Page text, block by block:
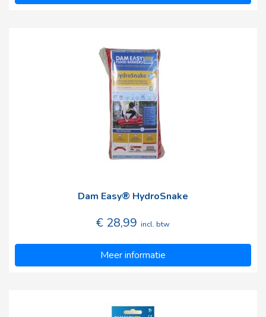
Dam Easy® HydroSnake
€ 28,99 incl. btw
Meer informatie